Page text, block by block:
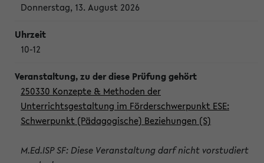
Donnerstag, 13. August 2026
10-12
250330 Konzepte & Methoden der
Unterrichtsgestaltung im Förderschwerpunkt ESE:
Schwerpunkt (Pädagogische) Beziehungen (S)
M.Ed.ISP SF: Diese Veranstaltung darf nicht vorstudiert